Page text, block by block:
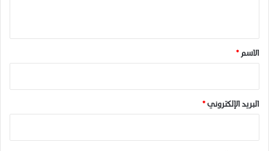
ا
و
ل
د
ا
ك
ا
*الاسم *
البريد الإلكتروني *